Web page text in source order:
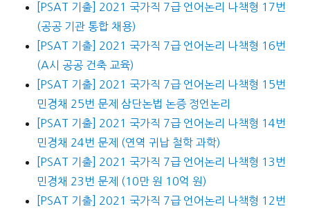
[PSAT 기출] 2021 국가직 7급 언어논리 나책형 17번
(공공 기관 통합 채용)
[PSAT 기출] 2021 국가직 7급 언어논리 나책형 16번
(A시 공공 건축 교육)
[PSAT 기출] 2021 국가직 7급 언어논리 나책형 15번
민경채 25번 문제 삼단논법 논증 정언논리
[PSAT 기출] 2021 국가직 7급 언어논리 나책형 14번
민경채 24번 문제 (연역 귀납 철학 과학)
[PSAT 기출] 2021 국가직 7급 언어논리 나책형 13번
민경채 23번 문제 (10만 원 10억 원)
[PSAT 기출] 2021 국가직 7급 언어논리 나책형 12번